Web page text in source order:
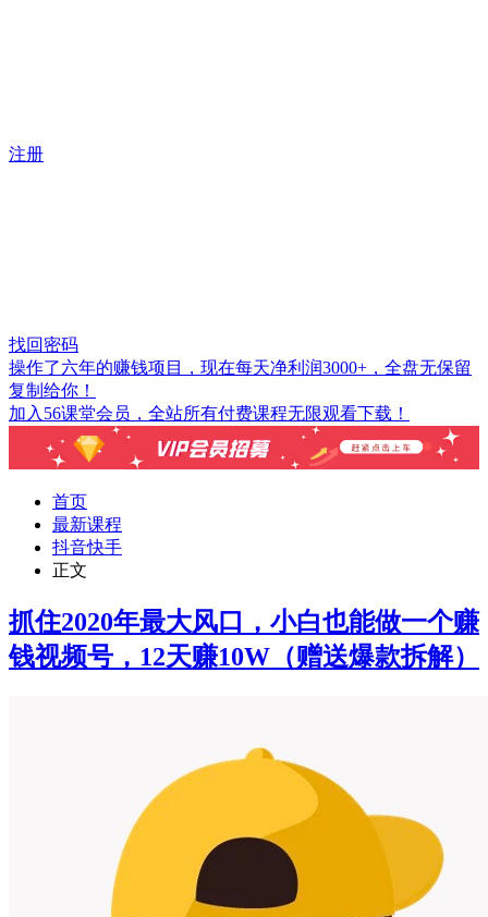
注册
找回密码
操作了六年的赚钱项目，现在每天净利润3000+，全盘无保留
复制给你！
加入56课堂会员，全站所有付费课程无限观看下载！
首页
最新课程
抖音快手
正文
抓住2020年最大风口，小白也能做一个赚
钱视频号，12天赚10W（赠送爆款拆解）